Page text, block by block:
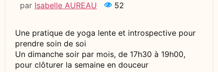
par Isabelle AUREAU 52
Une pratique de yoga lente et introspective pour
prendre soin de soi
Un dimanche soir par mois, de 17h30 à 19h00,
pour clôturer la semaine en douceur